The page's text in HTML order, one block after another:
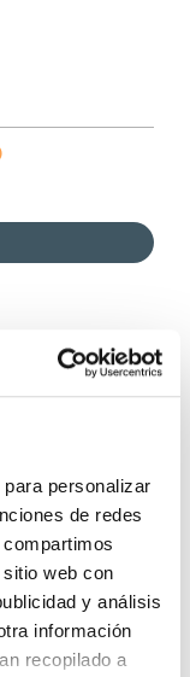
personalizar
de redes
web con
y análisis
información
recopilado a